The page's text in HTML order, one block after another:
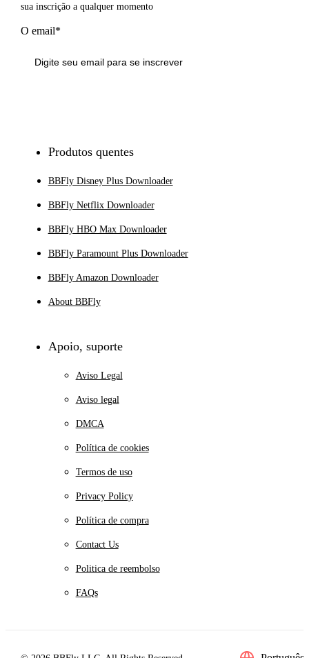
sua inscrição a qualquer momento
O email*
Produtos quentes
BBFly Disney Plus Downloader
BBFly Netflix Downloader
BBFly HBO Max Downloader
BBFly Paramount Plus Downloader
BBFly Amazon Downloader
About BBFly
Apoio, suporte
Aviso Legal
Aviso legal
DMCA
Política de cookies
Termos de uso
Privacy Policy
Política de compra
Contact Us
Politica de reembolso
FAQs